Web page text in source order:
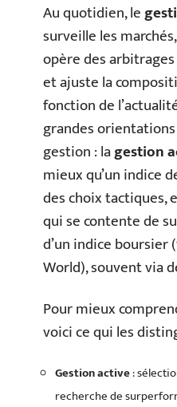
Au quotidien, le
surveille les
opère des
et ajuste la
fonction de
grandes
gestion : lagestion
mieux qu’un indice
des choix tactiques,
qui se contente de
d’un indice boursier
World), souvent via
Pour mieux
voici ce qui les
Gestion active:
recherche de